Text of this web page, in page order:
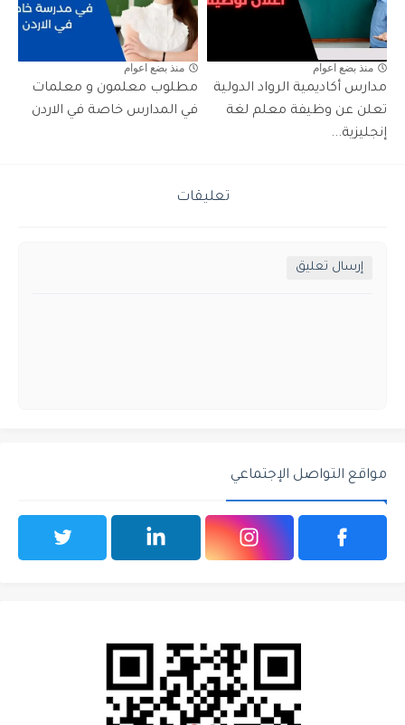
منذ بضع اعوام
مدارس أكاديمية الرواد الدولية
تعلن عن وظيفة معلم لغة
إنجليزية...
منذ بضع اعوام
مطلوب معلمون و معلمات
في المدارس خاصة في الاردن
تعليقات
إرسال تعليق
مواقع التواصل الإجتماعي